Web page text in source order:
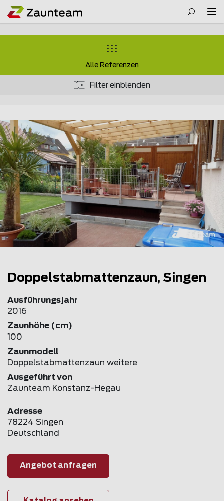
Alle Referenzen
Filter einblenden
Doppelstabmattenzaun, Singen
Ausführungsjahr
2016
Zaunhöhe (cm)
100
Zaunmodell
Doppelstabmattenzaun weitere
Ausgeführt von
Zaunteam Konstanz-Hegau
Adresse
78224 Singen
Deutschland
Angebot anfragen